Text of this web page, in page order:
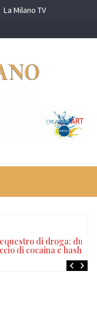
La Milano TV
di droga: due
di cocaina e hashish